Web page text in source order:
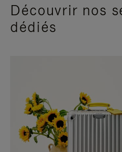
Découvrir nos
dédiés